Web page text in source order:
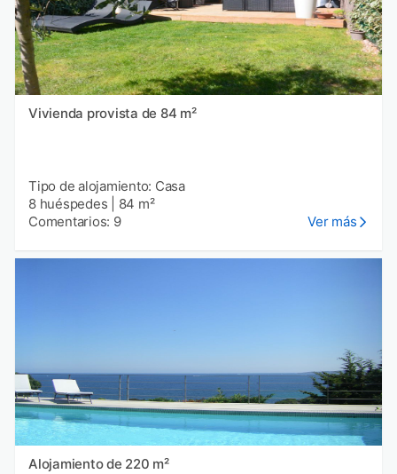
Vivienda provista de 84 m²
Tipo de alojamiento: Casa
8 huéspedes
84 m²
Comentarios: 9
Ver más
Alojamiento de 220 m²